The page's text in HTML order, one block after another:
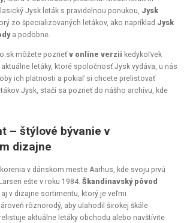
Jysk leták s pravidelnou ponukou, Jysk
zo špecializovaných letákov, ako napríklad Jysk
a podobne.
môžete pozrieťv online verzii kedykoľvek
letáky, ktoré spoločnosť Jysk vydáva, u nás
ich platnosti a pokiaľ si chcete prelistovať
Jysk, stačí sa pozrieť do nášho archívu, kde
– štýlové bývanie v
dizajne
v dánskom meste Aarhus, kde svoju prvú
ešte v roku 1984. Škandinavský pôvod
v dizajne sortimentu, ktorý je veľmi
rôznorodý, aby ulahodil širokej škále
aktuálne letáky obchodu alebo navštívite